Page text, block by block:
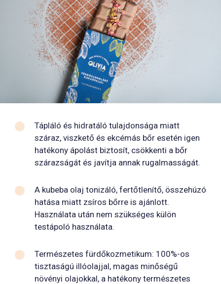
Tápláló és hidratáló tulajdonsága miatt
száraz, viszkető és ekcémás bőr esetén igen
hatékony ápolást biztosít, csökkenti a bőr
szárazságát és javítja annak rugalmasságát.
A kubeba olaj tonizáló, fertőtlenítő, összehúzó
hatása miatt zsíros bőrre is ajánlott.
Használata után nem szükséges külön
testápoló használata.
Természetes fürdőkozmetikum: 100%-os
tisztaságú illóolajjal, magas minőségű
növényi olajokkal, a hatékony természetes